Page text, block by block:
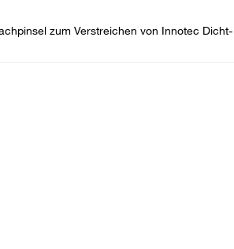
zum Verstreichen von Innotec